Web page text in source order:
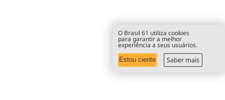
O Brasil 61 utiliza cookies
para garantir a melhor
experiência a seus usuários.
Estou ciente Saber mais